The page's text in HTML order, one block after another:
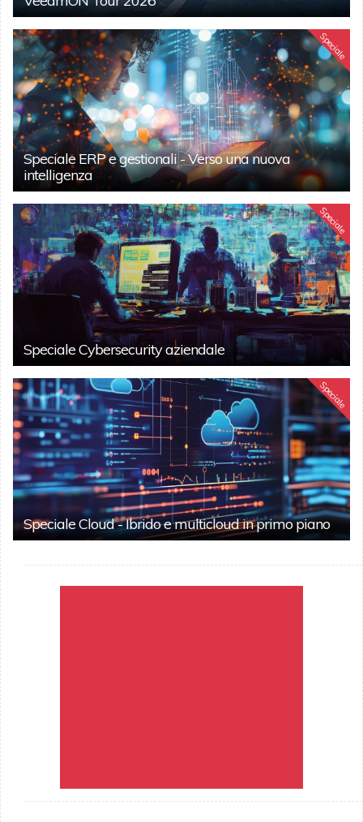
Speciale
Speciale ERP e gestionali - Verso una nuova
intelligenza
Speciale
Speciale Cybersecurity aziendale
Speciale
Speciale Cloud - Ibrido e multicloud in primo piano